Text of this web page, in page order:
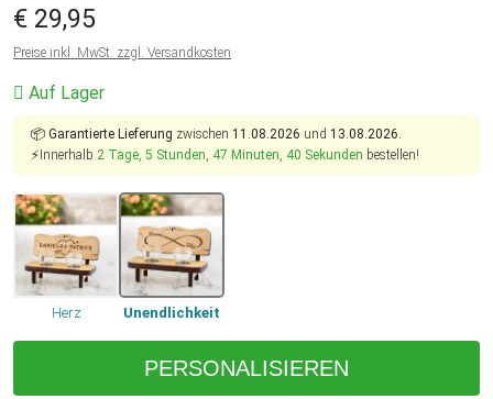
€ 29,95
Preise inkl. MwSt. zzgl. Versandkosten
Auf Lager
📦 Garantierte Lieferung zwischen 11.08.2026 und 13.08.2026.
⚡Innerhalb 2 Tage, 5 Stunden, 47 Minuten, 40 Sekunden bestellen!
Herz Unendlichkeit
PERSONALISIEREN